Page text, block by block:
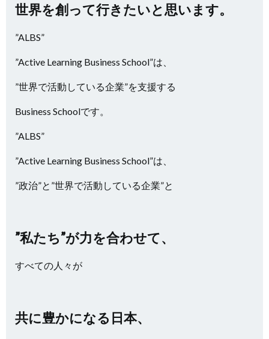
世界を創って行きたいと思います。
”ALBS”
”Active Learning Business School”は、
”世界で活動している企業”を支援する
Business Schoolです。
”ALBS”
”Active Learning Business School”は、
”政治”と”世界で活動している企業”と
”私たち”が力を合わせて、
すべての人々が
共に豊かになる日本、